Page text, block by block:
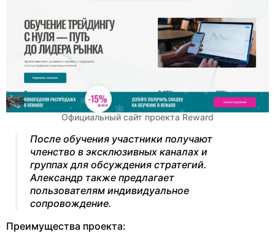
Официальный сайт проекта Reward
После обучения участники получают
членство в эксклюзивных каналах и
группах для обсуждения стратегий.
Александр также предлагает
пользователям индивидуальное
сопровождение.
Преимущества проекта: